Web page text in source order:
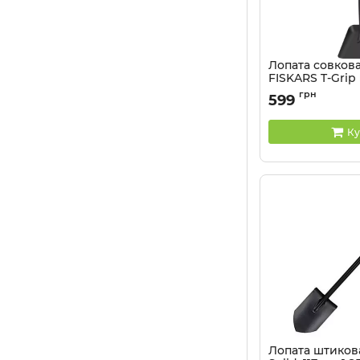
Лопата
FISKARS T-Grip
Артикул:
599 грн
Лопата